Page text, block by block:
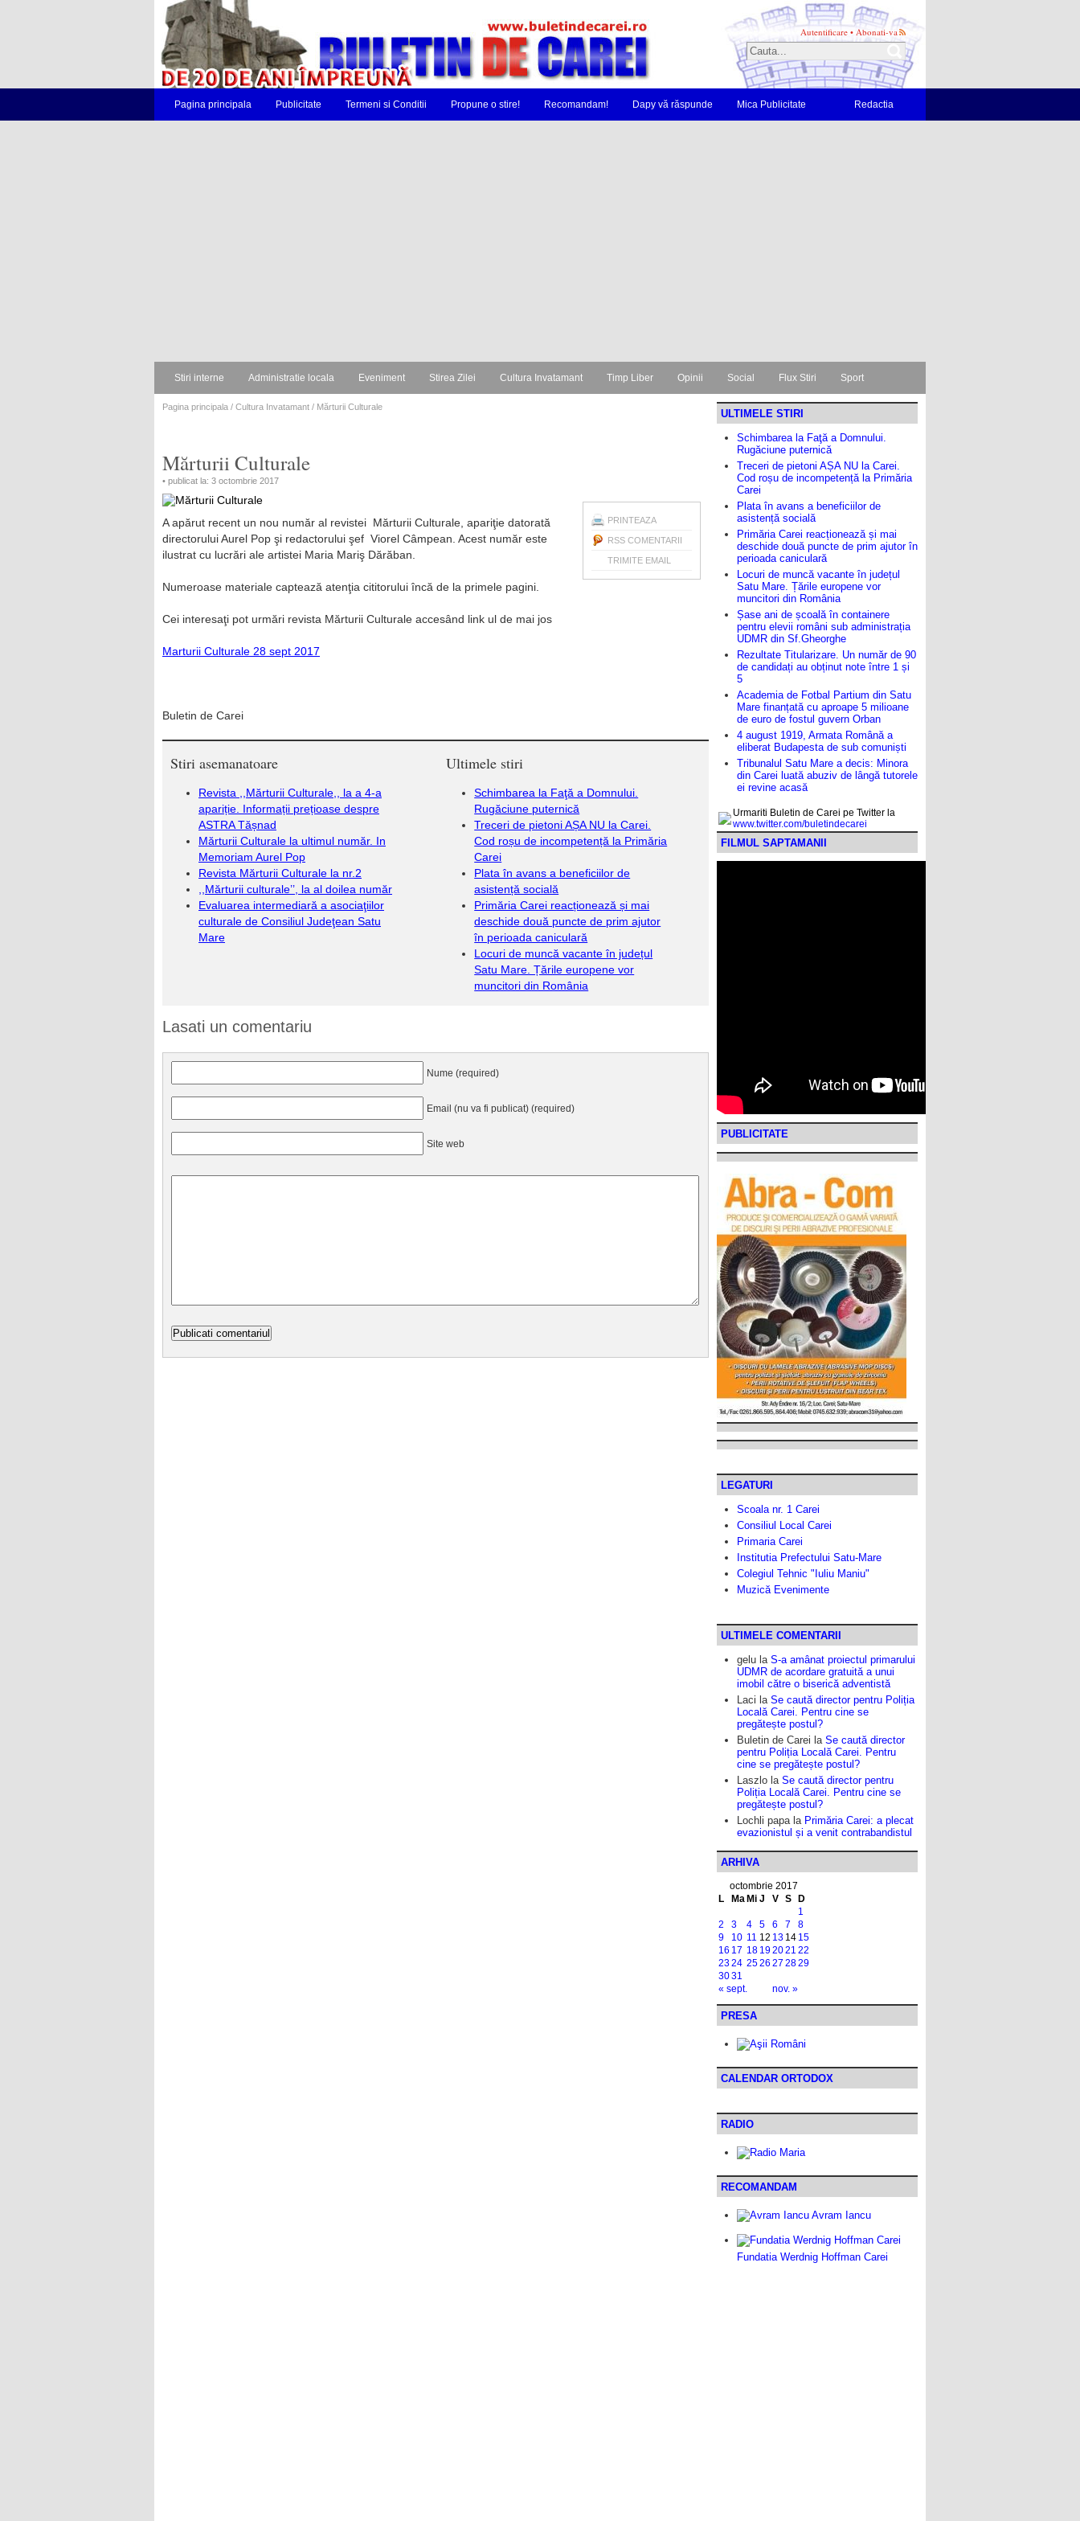
Autentificare • Abonati-va
Pagina principala Publicitate Termeni si Conditii Propune o stire! Recomandam! Dapy vă răspunde Mica Publicitate Redactia
Stiri interne Administratie locala Eveniment Stirea Zilei Cultura Invatamant Timp Liber Opinii Social Flux Stiri Sport
Pagina principala / Cultura Invatamant / Mărturii Culturale
Mărturii Culturale
• publicat la: 3 octombrie 2017
PRINTEAZA
RSS COMENTARII
TRIMITE EMAIL
A apărut recent un nou număr al revistei Mărturii Culturale, apariţie datorată
directorului Aurel Pop şi redactorului şef Viorel Câmpean. Acest număr este
ilustrat cu lucrări ale artistei Maria Mariş Dărăban.
Numeroase materiale captează atenţia cititorului încă de la primele pagini.
Cei interesaţi pot urmări revista Mărturii Culturale accesând link ul de mai jos
Marturii Culturale 28 sept 2017
Buletin de Carei
Stiri asemanatoare
Revista ,,Mărturii Culturale,, la a 4-a
apariție. Informații prețioase despre
ASTRA Tășnad
Mărturii Culturale la ultimul număr. In
Memoriam Aurel Pop
Revista Mărturii Culturale la nr.2
,,Mărturii culturale’’, la al doilea număr
Evaluarea intermediară a asociaţiilor
culturale de Consiliul Judeţean Satu
Mare
Ultimele stiri
Schimbarea la Faţă a Domnului.
Rugăciune puternică
Treceri de pietoni AȘA NU la Carei.
Cod roșu de incompetență la Primăria
Carei
Plata în avans a beneficiilor de
asistență socială
Primăria Carei reacționează și mai
deschide două puncte de prim ajutor
în perioada caniculară
Locuri de muncă vacante în județul
Satu Mare. Țările europene vor
muncitori din România
Lasati un comentariu
Nume (required)
Email (nu va fi publicat) (required)
Site web
ULTIMELE STIRI
Schimbarea la Faţă a Domnului.
Rugăciune puternică
Treceri de pietoni AȘA NU la Carei.
Cod roșu de incompetență la Primăria
Carei
Plata în avans a beneficiilor de
asistență socială
Primăria Carei reacționează și mai
deschide două puncte de prim ajutor în
perioada caniculară
Locuri de muncă vacante în județul
Satu Mare. Țările europene vor
muncitori din România
Șase ani de școală în containere
pentru elevii români sub administrația
UDMR din Sf.Gheorghe
Rezultate Titularizare. Un număr de 90
de candidați au obținut note între 1 și
5
Academia de Fotbal Partium din Satu
Mare finanțată cu aproape 5 milioane
de euro de fostul guvern Orban
4 august 1919, Armata Română a
eliberat Budapesta de sub comuniști
Tribunalul Satu Mare a decis: Minora
din Carei luată abuziv de lângă tutorele
ei revine acasă
Urmariti Buletin de Carei pe Twitter la
www.twitter.com/buletindecarei
FILMUL SAPTAMANII
PUBLICITATE
LEGATURI
Scoala nr. 1 Carei
Consiliul Local Carei
Primaria Carei
Institutia Prefectului Satu-Mare
Colegiul Tehnic "Iuliu Maniu"
Muzică Evenimente
ULTIMELE COMENTARII
gelu la S-a amânat proiectul primarului
UDMR de acordare gratuită a unui
imobil către o biserică adventistă
Laci la Se caută director pentru Poliția
Locală Carei. Pentru cine se
pregătește postul?
Buletin de Carei la Se caută director
pentru Poliția Locală Carei. Pentru
cine se pregătește postul?
Laszlo la Se caută director pentru
Poliția Locală Carei. Pentru cine se
pregătește postul?
Lochli papala Primăria Carei: a plecat
evazionistul și a venit contrabandistul
ARHIVA
octombrie 2017
L
Ma Mi J V S D
« sept. nov. »
1
2
3 4 5 6 7
8
9
10 11 12 13 14 15
16 17 18 192021 22
2324 2526 27 2829
3031
PRESA
CALENDAR ORTODOX
RADIO
RECOMANDAM
Avram Iancu
Fundatia Werdnig Hoffman Carei